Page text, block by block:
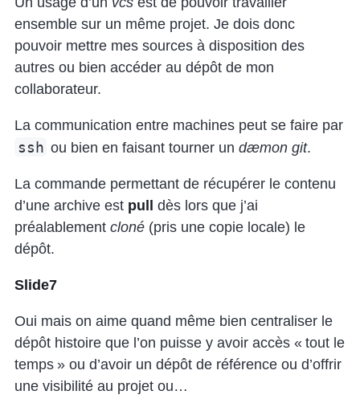
ensemble sur un même projet. Je dois donc
pouvoir mettre mes sources à disposition des
autres ou bien accéder au dépôt de mon
collaborateur.
La communication entre machines peut se faire par
ssh ou bien en faisant tourner undæmon git.
La commande permettant de récupérer le contenu
d’une archive est pull dès lors que j’ai
préalablement cloné (pris une copie locale) le
dépôt.
Slide7
Oui mais on aime quand même bien centraliser le
dépôt histoire que l’on puisse y avoir accès « tout le
temps » ou d’avoir un dépôt de référence ou d’offrir
une visibilité au projet ou…